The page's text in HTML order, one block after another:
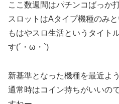
ここ数週間はパチンコばっか
スロットはAタイプ機種のみと
もはやスロ生活というタイト
す(´・ω・`)
新基準となった機種を最近よ
通常時はコイン持ちがいいの